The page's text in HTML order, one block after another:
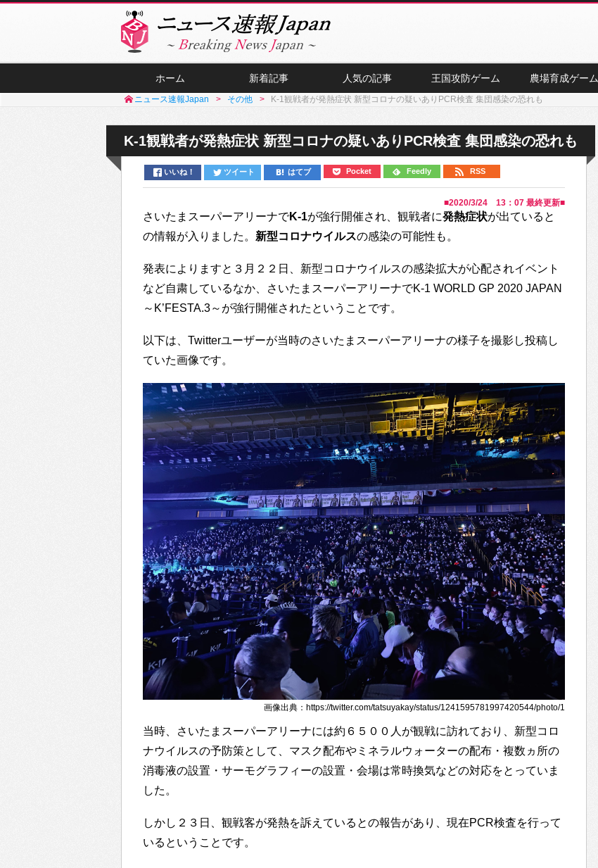
ホーム 新着記事 人気の記事 王国攻防ゲーム 農場育成ゲーム
ニュース速報Japan その他 K-1観戦者が発熱症状 新型コロナの疑いありPCR検査 集団感染の恐れも
K-1観戦者が発熱症状 新型コロナの疑いありPCR検査 集団感染の恐れも
いいね！ ツイート はてブ Pocket Feedly RSS
■2020/3/24 13：07 最終更新■
さいたまスーパーアリーナでK-1が強行開催され、観戦者に発熱症状が出ていると
の情報が入りました。 新型コロナウイルスの感染の可能性も。
発表によりますと３月２２日、新型コロナウイルスの感染拡大が心配されイベント
など自粛しているなか、さいたまスーパーアリーナでK-1 WORLD GP 2020 JAPAN
～K’FESTA.3～が強行開催されたということです。
以下は、Twitterユーザーが当時のさいたまスーパーアリーナの様子を撮影し投稿し
ていた画像です。
画像出典：https://twitter.com/tatsuyakay/status/1241595781997420544/photo/1
当時、さいたまスーパーアリーナには約６５００人が観戦に訪れており、新型コロ
ナウイルスの予防策として、マスク配布やミネラルウォーターの配布・複数ヵ所の
消毒液の設置・サーモグラフィーの設置・会場は常時換気などの対応をとっていま
した。
しかし２３日、観戦客が発熱を訴えているとの報告があり、現在PCR検査を行って
いるということです。